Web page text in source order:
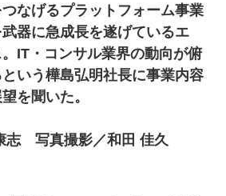
なげるプラットフォーム事業
器に急成長を遂げているエ
IT・コンサル業界の動向が俯
いう樺島弘明社長に事業内容
を聞いた。
志 写真撮影／和田 佳久